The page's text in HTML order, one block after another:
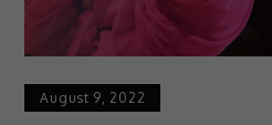
August 9, 2022